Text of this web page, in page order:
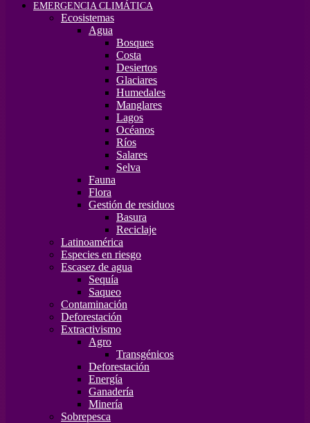
EMERGENCIA CLIMÁTICA
Ecosistemas
Agua
Bosques
Costa
Desiertos
Glaciares
Humedales
Manglares
Lagos
Océanos
Ríos
Salares
Selva
Fauna
Flora
Gestión de residuos
Basura
Reciclaje
Latinoamérica
Especies en riesgo
Escasez de agua
Sequía
Saqueo
Contaminación
Deforestación
Extractivismo
Agro
Transgénicos
Deforestación
Energía
Ganadería
Minería
Sobrepesca